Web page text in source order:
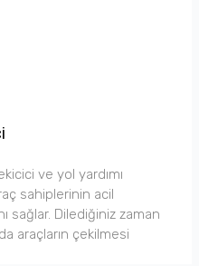
ve yol yardımı
sahiplerinin acil
sağlar. Dilediğiniz zaman
araçların çekilmesi